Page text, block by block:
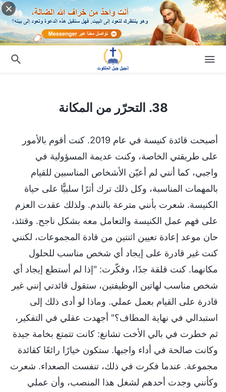
38. التحرّر من المكانة
أصبحت قائدة كنيسة في عام 2019. كنت أقوم بالأمور
على طريقتي الخاصة، وكنت عديمة المسؤولية في
واجبي، كما أنني لم أعيّن الأشخاص المناسبين للقيام
بالمهمات المناسبة، وكل ذلك ترك أثرًا سلبيًّا على حياة
الكنيسة. شعرت بأنني مترعة بالندم. ولذلك عقدت العزم
على فهم عمل الكنيسة والتعامل معه بشكل ناجح. وقتئذ،
حان موعد إعادة تعيين اثنتين من قادة المجموعات، لكنني
كنت غير قادرة على إيجاد أي شخص مناسب للحلول
مكانهما. كنت قلقة جدًا، وفكّرت: "إذا لم أستطع إيجاد أي
شخص مناسب لهاتين الوظيفتين، ستقول قائدتي إنني غير
قادرة على القيام بعمل عملي. وماذا لو أدى ذلك إلى
استبدالي في نهاية المطاف؟" أجهدت عقلي في التفكير،
ثم خطرت في بالي الأخت تشانغ: كانت تتمتع بخامة جيدة
وكانت صالحة في أداء واجبها. ستكون خيارًا رائعًا كقائدة
مجموعة. عندما فكرت في ذلك، تنفست الصعداء. شعرت
وكأنني وجدت أحدهم لشغل هذا المنصب، وأن عملي